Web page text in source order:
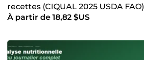
recettes (CIQUAL 2025 USDA FAO)
À partir de 18,82 $US